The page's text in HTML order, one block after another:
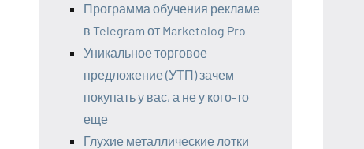
Программа обучения рекламе
в Telegram от Marketolog Pro
Уникальное торговое
предложение (УТП) зачем
покупать у вас, а не у кого-то
еще
Глухие металлические лотки